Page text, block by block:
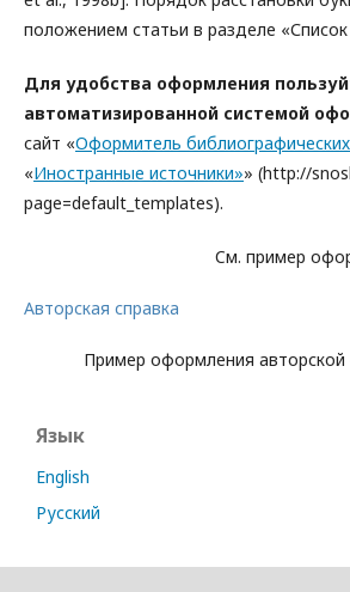
положением статьи в разделе
Для удобства оформления
автоматизированной системой
сайт «Оформитель
«Иностранные источники»» (http://
page=default_templates).
Cм. пример
Авторская справка
Пример оформления авторской
Язык
English
Русский